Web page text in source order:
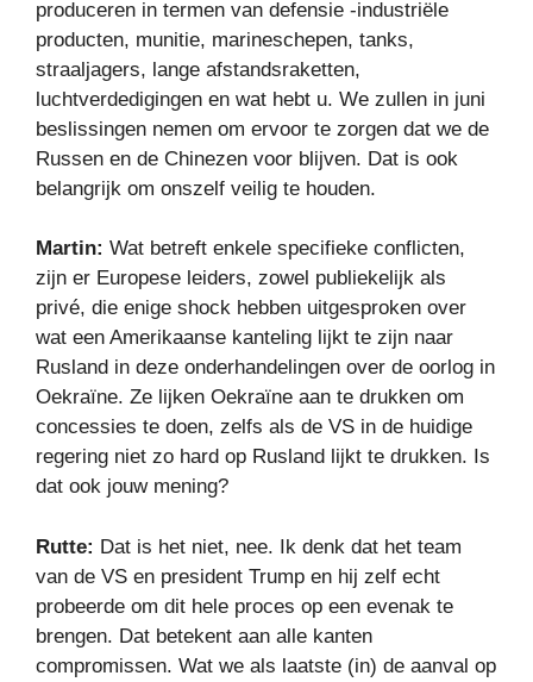
produceren in termen van defensie -industriële
producten, munitie, marineschepen, tanks,
straaljagers, lange afstandsraketten,
luchtverdedigingen en wat hebt u. We zullen in juni
beslissingen nemen om ervoor te zorgen dat we de
Russen en de Chinezen voor blijven. Dat is ook
belangrijk om onszelf veilig te houden.
Martin: Wat betreft enkele specifieke conflicten,
zijn er Europese leiders, zowel publiekelijk als
privé, die enige shock hebben uitgesproken over
wat een Amerikaanse kanteling lijkt te zijn naar
Rusland in deze onderhandelingen over de oorlog in
Oekraïne. Ze lijken Oekraïne aan te drukken om
concessies te doen, zelfs als de VS in de huidige
regering niet zo hard op Rusland lijkt te drukken. Is
dat ook jouw mening?
Rutte: Dat is het niet, nee. Ik denk dat het team
van de VS en president Trump en hij zelf echt
probeerde om dit hele proces op een evenak te
brengen. Dat betekent aan alle kanten
compromissen. Wat we als laatste (in) de aanval op